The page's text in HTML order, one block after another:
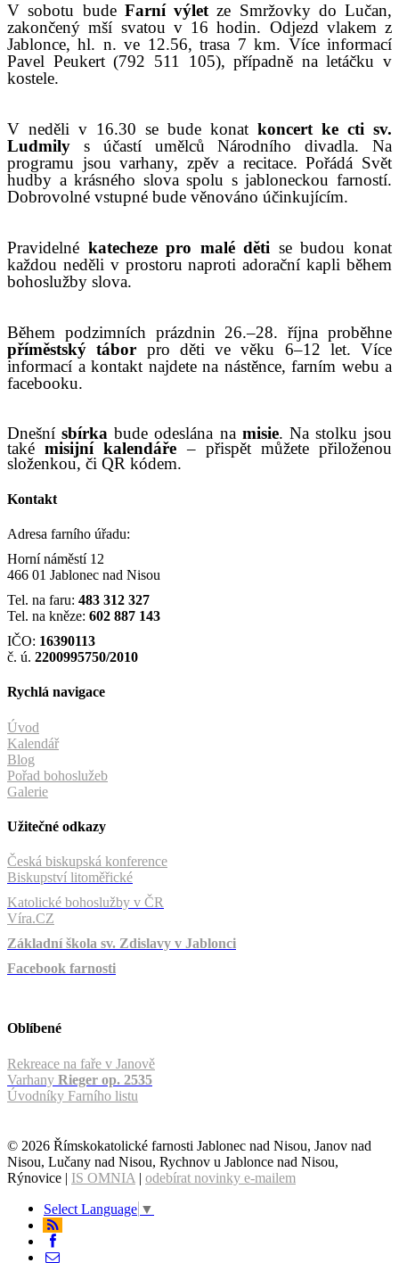
V sobotu bude Farní výletze Smržovky do Lučan,
zakončený mší svatou v 16 hodin. Odjezd vlakem z
Jablonce,hl. n. ve 12.56,trasa 7 km. Více informací
Pavel Peukert (792 511 105), případně na letáčku v
kostele.
V neděli v 16.30 se bude konat koncert ke cti sv.
Ludmily s účastí umělců Národního divadla. Na
programu jsou varhany, zpěva recitace. Pořádá Svět
hudby a krásného slova spolu s jabloneckou farností.
Dobrovolné vstupné bude věnováno účinkujícím.
Pravidelné katecheze pro malé děti se budou konat
každou neděli v prostoru naprotiadorační kapli během
bohoslužby slova.
Během podzimních prázdnin 26.–28. říjnaproběhne
příměstský tábor pro děti ve věku 6–12 let. Více
informací a kontakt najdete na nástěnce, farním webu a
facebooku.
Dnešnísbírka bude odeslána na misie. Na stolku jsou
takémisijní kalendáře – přispět můžete přiloženou
složenkou, či QR kódem.
Kontakt
Adresa farního úřadu:
Horní náměstí 12
466 01 Jablonec nad Nisou
Tel. na faru: 483 312 327
Tel. na kněze: 602 887 143
IČO: 16390113
č. ú. 2200995750/2010
Rychlá navigace
Úvod
Kalendář
Blog
Pořad bohoslužeb
Galerie
Užitečné odkazy
Česká biskupská konference
Biskupství litoměřické
Katolické bohoslužby v ČR
Víra.CZ
Základní škola sv. Zdislavy v Jablonci
Facebook farnosti
Oblíbené
Rekreace na faře v Janově
Varhany Rieger op. 2535
Úvodníky Farního listu
© 2026 Římskokatolické farnosti Jablonec nad Nisou, Janov nad
Nisou, Lučany nad Nisou, Rychnov u Jablonce nad Nisou,
Rýnovice | IS OMNIA | odebírat novinky e-mailem
Select Language ▼